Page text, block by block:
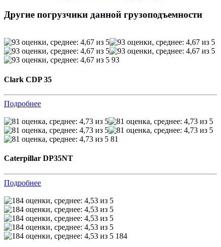
Другие погрузчики данной грузоподъемности
93
Clark CDP 35
Подробнее
81
Caterpillar DP35NT
Подробнее
184